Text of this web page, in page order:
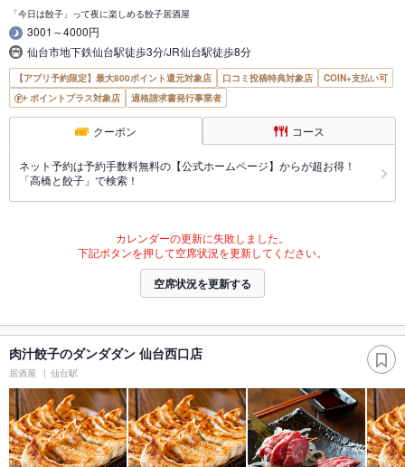
「今日は餃子」って夜に楽しめる餃子居酒屋
3001～4000円
仙台市地下鉄仙台駅徒歩3分/JR仙台駅徒歩8分
【アプリ予約限定】最大800ポイント還元対象店 口コミ投稿特典対象店
COIN+支払い可
ポイントプラス対象店
適格請求書発行事業者
クーポン コース
ネット予約は予約手数料無料の【公式ホームページ】からが超お得！
「高橋と餃子」で検索！
カレンダーの更新に失敗しました。
下記ボタンを押して空席状況を更新してください。
空席状況を更新する
肉汁餃子のダンダダン 仙台西口店
居酒屋 仙台駅